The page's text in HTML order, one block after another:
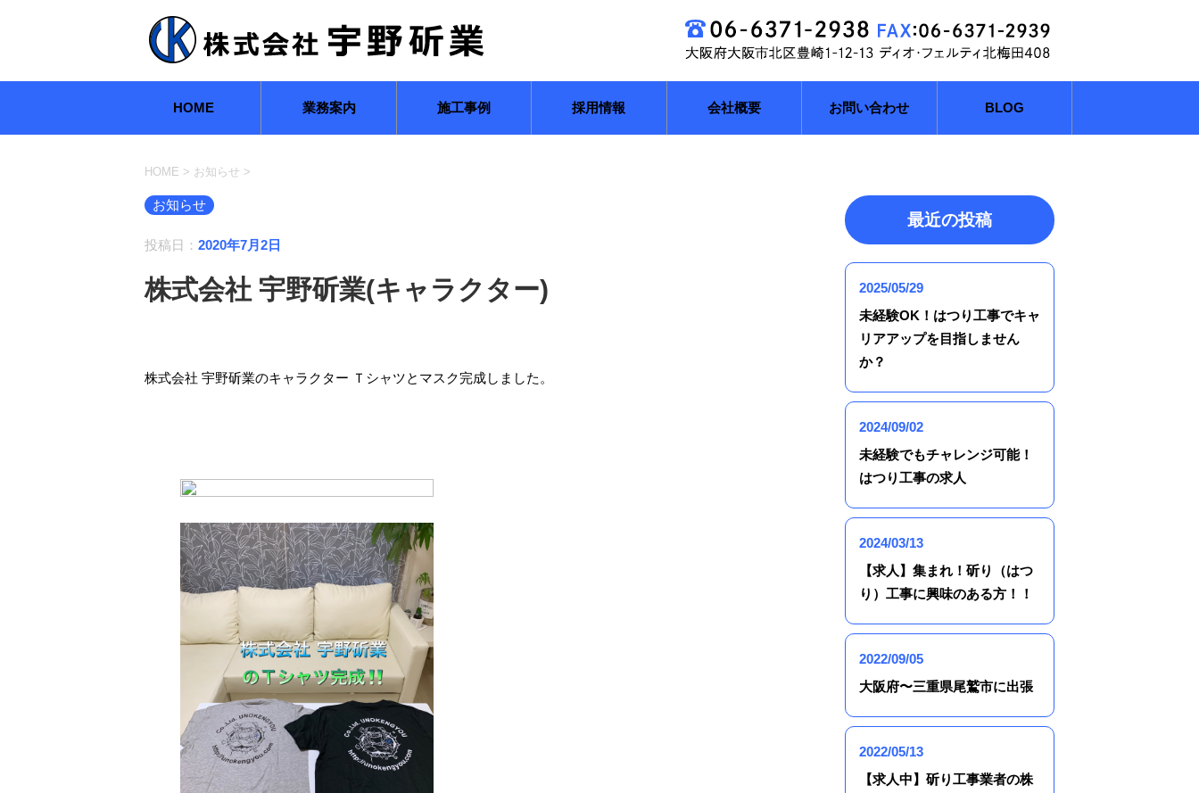
HOME 業務案内 施工事例 採用情報 会社概要 お問い合わせ BLOG
HOME > お知らせ >
お知らせ
投稿日： 2020年7月2日
株式会社 宇野斫業(キャラクター)
株式会社 宇野斫業のキャラクター Ｔシャツとマスク完成しました。
最近の投稿
2025/05/29
未経験OK！はつり工事でキャ
リアアップを目指しません
か？
2024/09/02
未経験でもチャレンジ可能！
はつり工事の求人
2024/03/13
【求人】集まれ！斫り（はつ
り）工事に興味のある方！！
2022/09/05
大阪府〜三重県尾鷲市に出張
2022/05/13
【求人中】斫り工事業者の株